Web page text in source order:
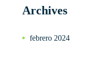
Archives
febrero 2024